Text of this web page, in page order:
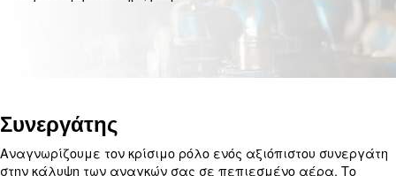
λεπτομέρειες σχετικά με το δίκτυο αντιπροσώπων και
διανομέων μας, εξερευνήστε αυτήν τη σελίδα. Βρείτε την
πλησιέστερη υποστήριξη τώρα.